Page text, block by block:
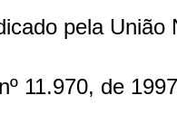
pela
11.970, de